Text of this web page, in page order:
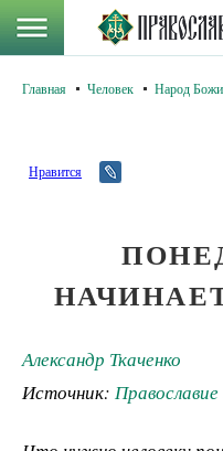
Главная Человек Народ
Нравится
Александр Ткаченко
Источник: